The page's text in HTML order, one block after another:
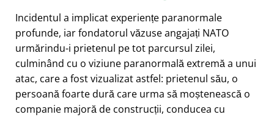
Incidentul a implicat experiențe paranormale
profunde, iar fondatorul văzuse angajați NATO
urmărindu-i prietenul pe tot parcursul zilei,
culminând cu o viziune paranormală extremă a unui
atac, care a fost vizualizat astfel: prietenul său, o
persoană foarte dură care urma să moștenească o
companie majoră de construcții, conducea cu